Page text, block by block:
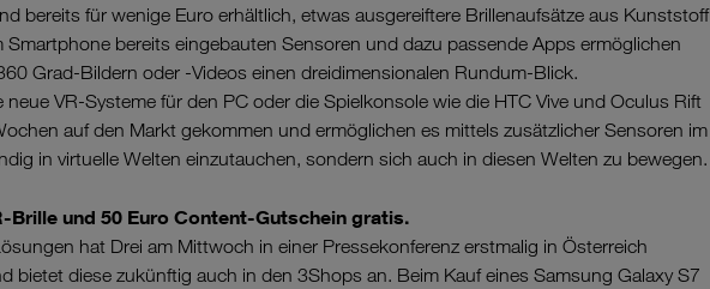
bereits für wenige Euro erhältlich, etwas ausgereiftere Brillenaufsätze aus Kunststoff
Smartphone bereits eingebauten Sensoren und dazu passende Apps ermöglichen
Grad-Bildern oder -Videos einen dreidimensionalen Rundum-Blick.
VR-Systeme für den PC oder die Spielkonsole wie die HTC Vive und Oculus Rift
auf den Markt gekommen und ermöglichen es mittels zusätzlicher Sensoren im
in virtuelle Welten einzutauchen, sondern sich auch in diesen Welten zu bewegen.
Brille und 50 Euro Content-Gutschein gratis.
hat Drei am Mittwoch in einer Pressekonferenz erstmalig in Österreich
bietet diese zukünftig auch in den 3Shops an. Beim Kauf eines Samsung Galaxy S7